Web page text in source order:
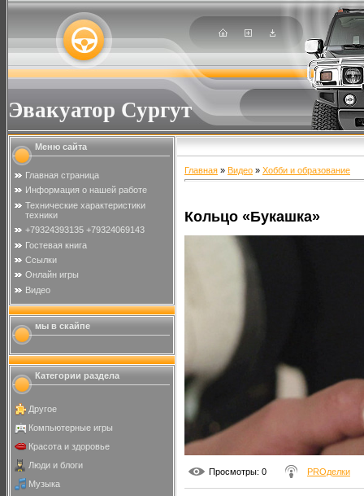
Эвакуатор Сургут
Меню сайта
Главная страница
Информация о нашей работе
Технические характеристики
техники
+79324393135 +79324069143
Гостевая книга
Ссылки
Онлайн игры
Видео
мы в скайпе
Категории раздела
Другое
Компьютерные игры
Красота и здоровье
Люди и блоги
Музыка
Главная » Видео » Хобби и образование
Кольцо «Букашка»
Просмотры: 0 PROделки